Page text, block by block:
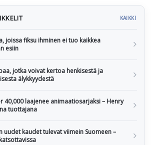
KAIKKI
joissa fiksu ihminen ei tuo kaikkea
esiin
jotka voivat kertoa henkisestä ja
älykkyydestä
40,000 laajenee animaatiosarjaksi – Henry
tuottajana
uudet kaudet tulevat viimein Suomeen –